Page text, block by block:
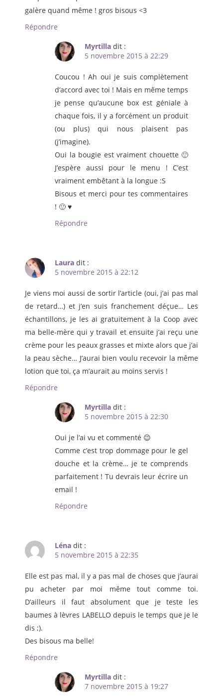
galère quand même ! gros bisous <3
Répondre
Myrtilla dit :
5 novembre 2015 à 22:29
Coucou ! Ah oui je suis complètement
d’accord avec toi ! Mais en même temps
je pense qu’aucune box est géniale à
chaque fois, il y a forcément un produit
(ou plus) qui nous plaisent pas
(j’imagine).
Oui la bougie est vraiment chouette 🙂
J’espère aussi pour le menu ! C’est
vraiment embêtant à la longue :S
Bisous et merci pour tes commentaires
! 🙂 ♥
Répondre
Laura dit :
5 novembre 2015 à 22:12
Je viens moi aussi de sortir l’article (oui, j’ai pas mal
de retard…) et j’en suis franchement déçue… Les
échantillons, je les ai gratuitement à la Coop avec
ma belle-mère qui y travail et ensuite j’ai reçu une
crème pour les peaux grasses et mixte alors que j’ai
la peau sèche… J’aurai bien voulu recevoir la même
lotion que toi, ça m’aurait au moins servis !
Répondre
Myrtilla dit :
5 novembre 2015 à 22:30
Oui je l’ai vu et commenté 😉
Comme c’est trop dommage pour le gel
douche et la crème… je te comprends
parfaitement ! Tu devrais leur écrire un
email !
Répondre
Léna dit :
5 novembre 2015 à 22:35
Elle est pas mal, il y a pas mal de choses que j’aurai
pu acheter par moi même tout comme toi.
D’ailleurs il faut absolument que je teste les
baumes à lèvres LABELLO depuis le temps que je le
dis ;).
Des bisous ma belle!
Répondre
Myrtilla dit :
7 novembre 2015 à 19:27